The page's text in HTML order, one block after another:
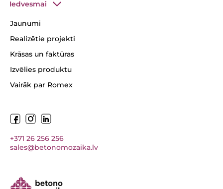
Iedvesmai
Jaunumi
Realizētie projekti
Krāsas un faktūras
Izvēlies produktu
Vairāk par Romex
+371 26 256 256
sales@betonomozaika.lv